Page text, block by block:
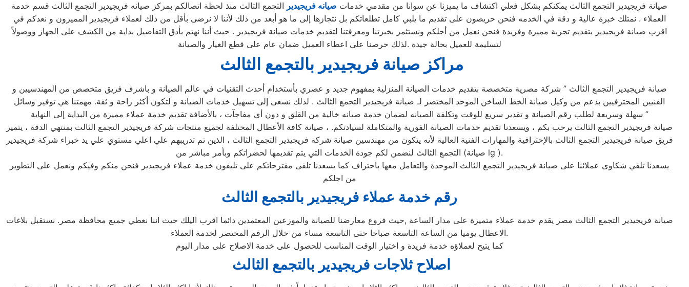
صيانة فريجيدير التجمع الثالث يمكنكم بشكل فعلي اكتشاف ما يميزنا عن سوانا من مقدمي خدمات صيانه فريجيدير التجمع الثالث منذ لحظة اتصالكم بمركز صيانه فريجيدير التجمع الثالث قسم خدمة
العملاء . نمتلك خبرة عالية و دقة في الخدمه فنحن حريصون على تقديم ما يلبي كامل تطلعاتكم بل نتجازها إلى ما هو أبعد من ذلك لأننا لا نرضى بأقل من ذلك لعملاء فريجيدير المميزون و نعدكم في
اقرب صيانة فريجيدير بتقديم تجربة مميزة وفريدة فنحن نعمل من أجلكم ونستثمر بخبرتنا ومعرفتنا لتقديم خدمات صيانة فريجيدير . حيث أننا نهتم بأدق التفاصيل بداية من الكشف على الجهاز ووصولاً
لتسليمة للعميل بحالة جيدة .لذلك حرصنا على اعطاء العميل ضمان عام على قطع الغيار والصيانة
مراكز صيانة فريجيدير بالتجمع الثالث
صيانة فريجيدير التجمع الثالث ” شركة مصرية متخصصة بتقديم خدمات الصيانة المنزلية بمفهوم جديد و عصري بأستخدام أحدث التقنيات في عالم الصيانة و باشرف فريق متخصص من المهندسيين و
الفنيين المحترفيين بدعم من وكيل صيانة الخط الساخن الموحد المختصر لـ صيانة فريجيدير التجمع الثالث . لذلك نسعى إلى تسهيل خدمات الصيانة و لتكون أكثر راحة و ثقة. مهمتنا هي توفير وسائل
سهلة وسريعة لطلب رقم الصيانة و تقدير سريع للوقت وتكلفة الصيانه لضمان خدمة صيانه خالية من القلق و دون أي مفاجآت ، بالأضافة تقديم خدمة عملاء مميزة من البداية إلى النهاية ”
صيانة فريجيدير التجمع الثالث يرحب بكم ، ويسعدنا تقديم خدمات الصيانة الفورية والمتكاملة لسيادتكم. ، صيانة كافة الأعطال المختلفة لجميع منتجات شركة فريجيدير التجمع الثالث بمنتهي الدقة ، يتميز
فريق صيانة فريجيدير التجمع الثالث بالإحترافية والمهارات الفنية العالية لأنه يتكون من مهندسين صيانة شركة فريجيدير التجمع الثالث ، الذين تم تدريبهم علي اعلي مستوي علي يد خبراء شركة فريجيدير
التجمع الثالث لنضمن لكم جودة الخدمات التي يتم تقديمها لحضراتكم وبأمر مباشر من (صيانة lg ).
يسعدنا تلقي شكاوى عملائنا على صيانة فريجيدير التجمع الثالث الموحدة والتعامل معها باحتراف كما يسعدنا تلقى مقترحاتكم على تليفون خدمة عملاء فريجيدير فنحن منكم وفيكم ونعمل على التطوير
من اجلكم
رقم خدمة عملاء فريجيدير بالتجمع الثالث
صيانة فريجيدير التجمع الثالث مصر يقدم خدمة عملاء متميزة على مدار الساعة ,حيث فروع معارضنا للصيانة والموزعين المعتمدين دائما اقرب اليلك حيث اننا نغطي جميع محافظة مصر. نستقبل بلاغات
الاعطال يوميا من الساعة التاسعة صباحا حتى التاسعة مساء من خلال الرقم المختصر لخدمة العملاء.
كما يتيح لعملاؤه خدمة فريدة و اختيار الوقت المناسب للحصول على خدمة الاصلاح على مدار اليوم
اصلاح ثلاجات فريجيدير بالتجمع الثالث